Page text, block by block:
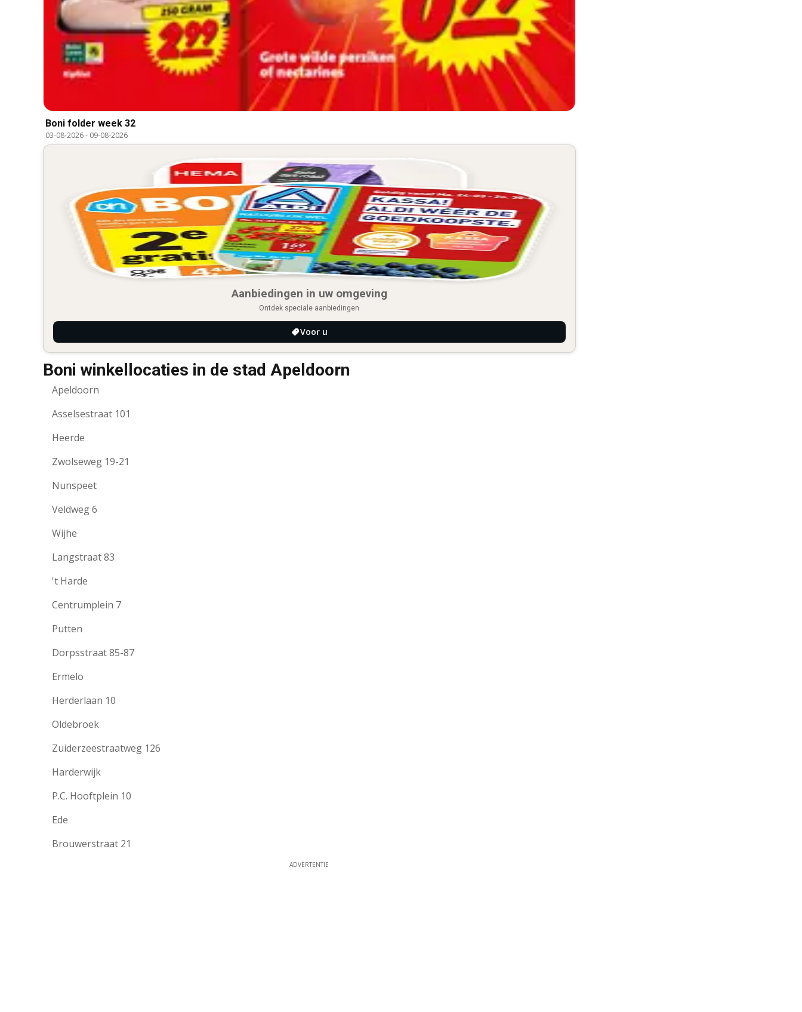
Boni folder week 32
03-08-2026- 09-08-2026
Aanbiedingen in uw omgeving
Ontdek speciale aanbiedingen
Voor u
Boni winkellocaties in de stad Apeldoorn
Apeldoorn
Asselsestraat 101
Heerde
Zwolseweg 19-21
Nunspeet
Veldweg 6
Wijhe
Langstraat 83
't Harde
Centrumplein 7
Putten
Dorpsstraat 85-87
Ermelo
Herderlaan 10
Oldebroek
Zuiderzeestraatweg 126
Harderwijk
P.C. Hooftplein 10
Ede
Brouwerstraat 21
ADVERTENTIE